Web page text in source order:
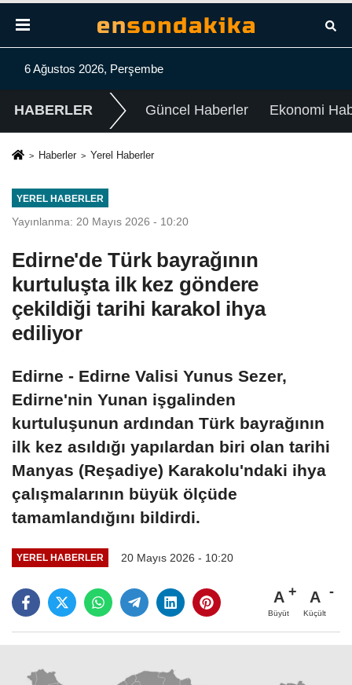
6 Ağustos 2026, Perşembe
HABERLER Güncel Haberler Ekonomi
Haberler Yerel Haberler
YEREL HABERLER
Yayınlanma: 20 Mayıs 2026 - 10:20
Edirne'de Türk bayrağının
kurtuluşta ilk kez göndere
çekildiği tarihi karakol ihya
ediliyor
Edirne - Edirne Valisi Yunus Sezer,
Edirne'nin Yunan işgalinden
kurtuluşunun ardından Türk bayrağının
ilk kez asıldığı yapılardan biri olan tarihi
Manyas (Reşadiye) Karakolu'ndaki ihya
çalışmalarının büyük ölçüde
tamamlandığını bildirdi.
YEREL HABERLER 20 Mayıs 2026 - 10:20
A
Büyüt
A
Küçült